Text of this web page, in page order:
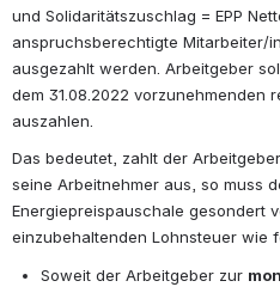
und Solidaritätszuschlag = EPP
anspruchsberechtigte Mitarbeiter/
ausgezahlt werden. Arbeitgeber
dem 31.08.2022 vorzunehmenden
auszahlen.
Das bedeutet, zahlt der
seine Arbeitnehmer aus, so muss
Energiepreispauschale gesondert
einzubehaltenden Lohnsteuer wie
Soweit der Arbeitgeber zur